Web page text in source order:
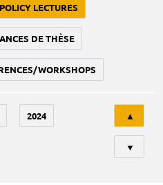
POLICY LECTURES
DE THÈSE
WORKSHOPS
2024 ▲
▼